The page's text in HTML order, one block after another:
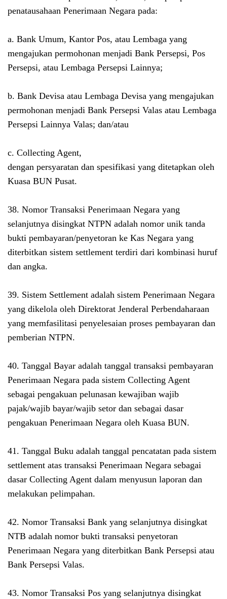
penatausahaan Penerimaan Negara pada:
a. Bank Umum, Kantor Pos, atau Lembaga yang
mengajukan permohonan menjadi Bank Persepsi, Pos
Persepsi, atau Lembaga Persepsi Lainnya;
b. Bank Devisa atau Lembaga Devisa yang mengajukan
permohonan menjadi Bank Persepsi Valas atau Lembaga
Persepsi Lainnya Valas; dan/atau
c. Collecting Agent,
dengan persyaratan dan spesifikasi yang ditetapkan oleh
Kuasa BUN Pusat.
38. Nomor Transaksi Penerimaan Negara yang
selanjutnya disingkat NTPN adalah nomor unik tanda
bukti pembayaran/penyetoran ke Kas Negara yang
diterbitkan sistem settlement terdiri dari kombinasi huruf
dan angka.
39. Sistem Settlement adalah sistem Penerimaan Negara
yang dikelola oleh Direktorat Jenderal Perbendaharaan
yang memfasilitasi penyelesaian proses pembayaran dan
pemberian NTPN.
40. Tanggal Bayar adalah tanggal transaksi pembayaran
Penerimaan Negara pada sistem Collecting Agent
sebagai pengakuan pelunasan kewajiban wajib
pajak/wajib bayar/wajib setor dan sebagai dasar
pengakuan Penerimaan Negara oleh Kuasa BUN.
41. Tanggal Buku adalah tanggal pencatatan pada sistem
settlement atas transaksi Penerimaan Negara sebagai
dasar Collecting Agent dalam menyusun laporan dan
melakukan pelimpahan.
42. Nomor Transaksi Bank yang selanjutnya disingkat
NTB adalah nomor bukti transaksi penyetoran
Penerimaan Negara yang diterbitkan Bank Persepsi atau
Bank Persepsi Valas.
43. Nomor Transaksi Pos yang selanjutnya disingkat